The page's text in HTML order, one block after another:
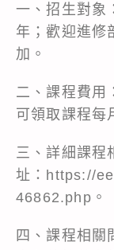
一、招生對象
年；歡迎進修
加。
二、課程費用
可領取課程每
三、詳細課程
址： https://
46862.php 。
四、課程相關